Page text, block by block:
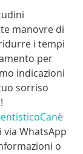
manovre di
i tempi
per
indicazioni
sorriso
WhatsApp
o